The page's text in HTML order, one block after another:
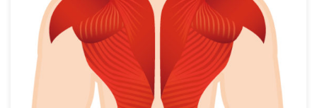
背筋トレーニングは姿勢改善に必須！なんてイメージがあると思
います。 背筋が弱って猫背に […]